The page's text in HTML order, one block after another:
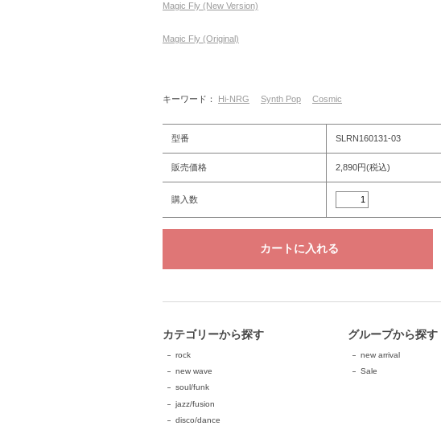
Magic Fly (New Version)
Magic Fly (Original)
キーワード： Hi-NRG Synth Pop Cosmic
型番 SLRN160131-03
販売価格 2,890円(税込)
購入数
カテゴリーから探す
rock
new wave
soul/funk
jazz/fusion
disco/dance
グループから探す
new arrival
Sale